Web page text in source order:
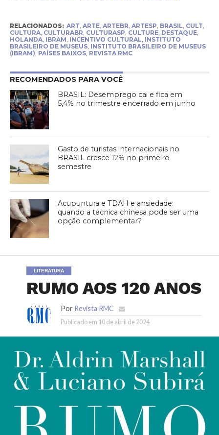
RELACIONADOS: ART, ARTE, ARTEBR, ARTESP, BRASIL, CULT,
CULTURA, CULTURABR, CULTURASP, CULTURE, DESTAQUE,
HOLANDA, IBRAM, INCENTIVO CULTURAL, INSTITUTO
BRASILEIRO DE MUSEUS, INSTITUTO BRASILEIRO DE MUSEUS
(IBRAM), PAÍSES BAIXOS, REVISTA RMC
RECOMENDADOS PARA VOCÊ
BRASIL: Desemprego cai e fica em
5,4% no trimestre encerrado em junho
Gasto de turistas internacionais no
BRASIL cresce 12% no primeiro
semestre
Acupuntura e TDAH e ansiedade:
quando a técnica chinesa pode ser uma
opção complementar?
LITERATURA
RUMO AOS 120 ANOS
Por Revista RMC
Publicado em 10 de abril de 2024